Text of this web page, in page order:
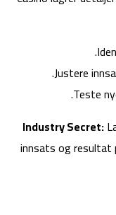
Justere
Teste
Industry Secret:
innsats og resultat